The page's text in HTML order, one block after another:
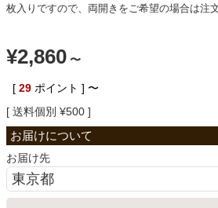
収納家具
学習机
枚入りですので、両開きをご希望の場合は注
¥2,860 〜
[ 29 ポイント ] 〜
送料個別 ¥500
お届け先